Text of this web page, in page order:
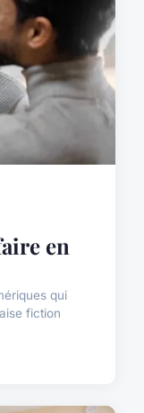
en
qui
fiction